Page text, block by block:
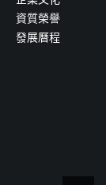
資質榮譽
發展曆程